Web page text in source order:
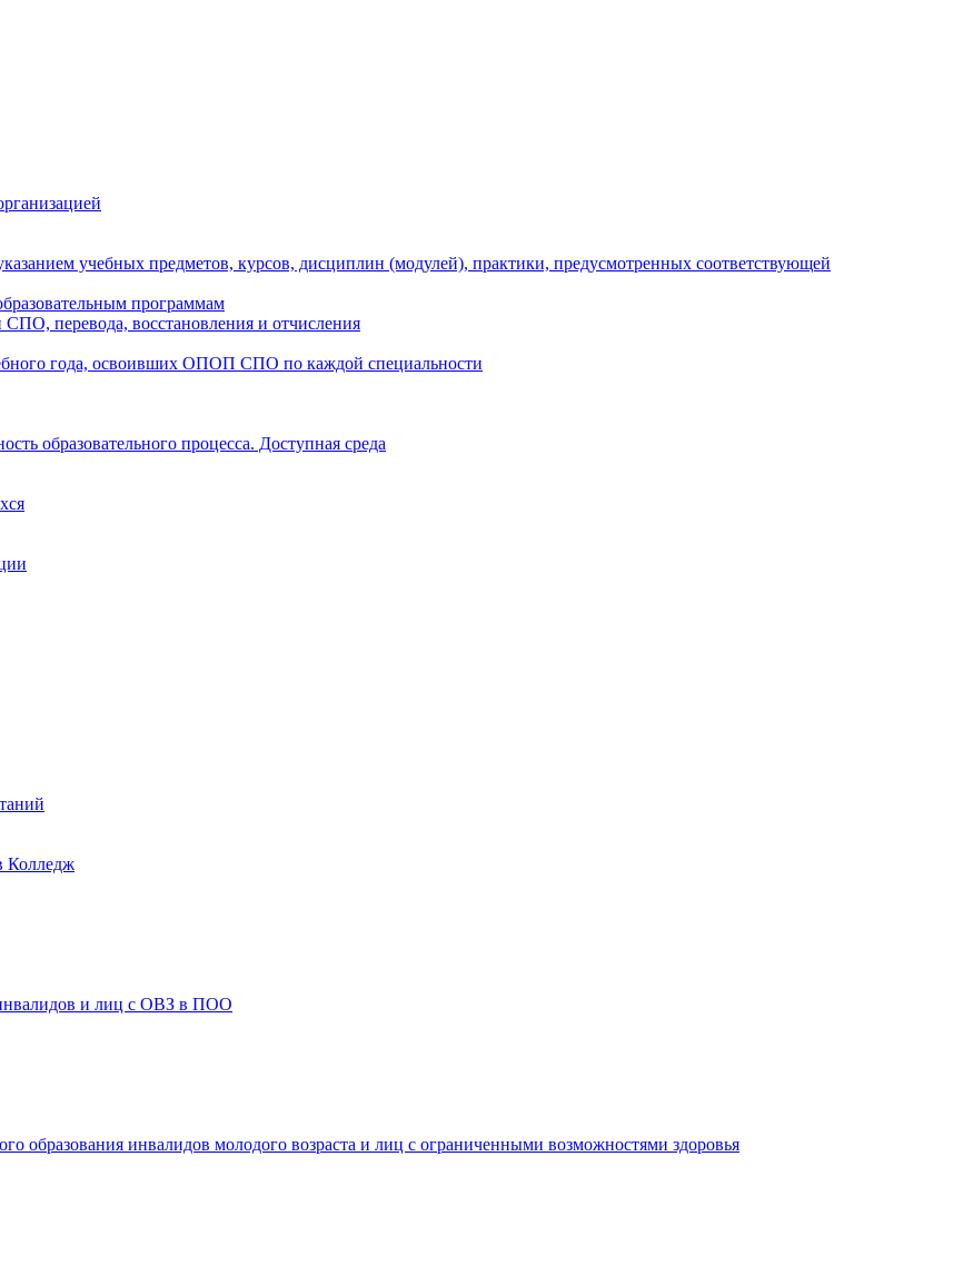
учебных предметов, курсов, дисциплин (модулей), практики, предусмотренных соответствующей
программам
перевода, восстановления и отчисления
года, освоивших ОПОП СПО по каждой специальности
образовательного процесса. Доступная среда
Колледж
инвалидов и лиц с ОВЗ в ПОО
образования инвалидов молодого возраста и лиц с ограниченными возможностями здоровья